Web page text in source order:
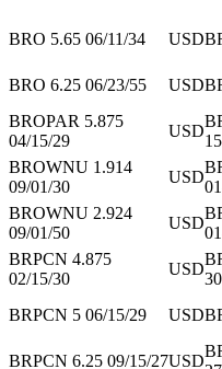
BRO 5.65 06/11/34
USD
BRO 6.25 06/23/55
USD
BROPAR 5.875
04/15/29
USD
BROWNU 1.914
09/01/30
USD
BROWNU 2.924
09/01/50
USD
BRPCN 4.875
02/15/30
USD
30
BRPCN 5 06/15/29
USD
BRPCN 6.25 09/15/27USD